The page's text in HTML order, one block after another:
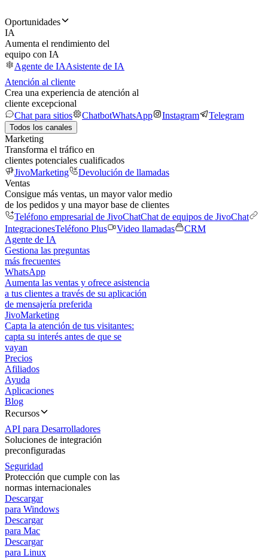
Oportunidades
IA
Aumenta el rendimiento del
equipo con IA
Agente de IAAsistente de IA
Atención al cliente
Crea una experiencia de atención al
cliente excepcional
Chat para sitios
ChatbotWhatsApp Instagram Telegram
Todos los canales
Marketing
Transforma el tráfico en
clientes potenciales cualificados
JivoMarketing
Devolución de llamadas
Ventas
Consigue más ventas, un mayor valor medio
de los pedidos y una mayor base de clientes
Teléfono empresarial de JivoChatChat de equipos de JivoChat
IntegracionesTeléfono Plus Video llamadas
CRM
Agente de IA
Gestiona las preguntas
más frecuentes
WhatsApp
Aumenta las ventas y ofrece asistencia
a tus clientes a través de su aplicación
de mensajería preferida
JivoMarketing
Capta la atención de tus visitantes:
capta su interés antes de que se
vayan
Precios
Afiliados
Ayuda
Aplicaciones
Blog
Recursos
API para Desarrolladores
Soluciones de integración
preconfiguradas
Seguridad
Protección que cumple con las
normas internacionales
Descargar
para Windows
Descargar
para Mac
Descargar
para Linux